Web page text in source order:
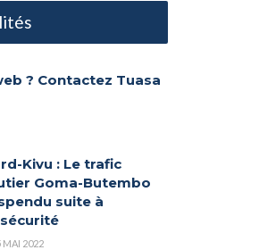
? Contactez Tuasa
Kivu : Le trafic
Goma-Butembo
suite à
MAI 2022